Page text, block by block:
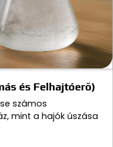
és Felhajtóerő)
számos
mint a hajók úszása